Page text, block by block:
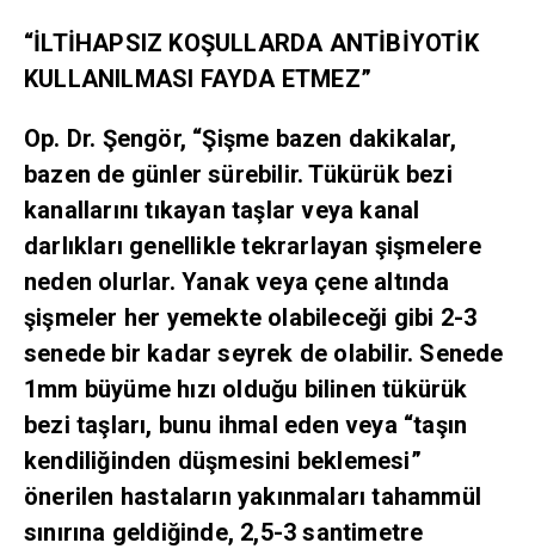
“İLTİHAPSIZ KOŞULLARDA ANTİBİYOTİK
KULLANILMASI FAYDA ETMEZ”
Op. Dr. Şengör, “Şişme bazen dakikalar,
bazen de günler sürebilir. Tükürük bezi
kanallarını tıkayan taşlar veya kanal
darlıkları genellikle tekrarlayan şişmelere
neden olurlar. Yanak veya çene altında
şişmeler her yemekte olabileceği gibi 2-3
senede bir kadar seyrek de olabilir. Senede
1mm büyüme hızı olduğu bilinen tükürük
bezi taşları, bunu ihmal eden veya “taşın
kendiliğinden düşmesini beklemesi”
önerilen hastaların yakınmaları tahammül
sınırına geldiğinde, 2,5-3 santimetre